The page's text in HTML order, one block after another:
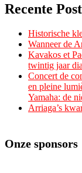
Recente
Historische
Wanneer de
Kavakos et
twintig jaar
Concert de
en pleine
Yamaha: de
Arriaga’s
Onze sponsors